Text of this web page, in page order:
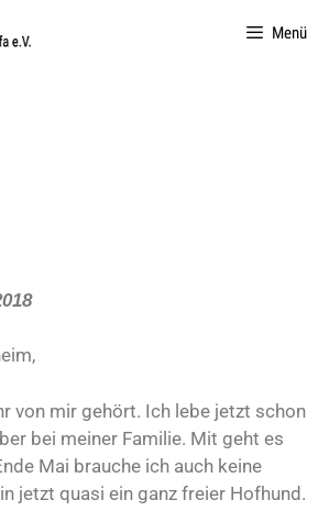
Menü
von mir gehört. Ich lebe jetzt schon
bei meiner Familie. Mit geht es
Mai brauche ich auch keine
jetzt quasi ein ganz freier Hofhund.